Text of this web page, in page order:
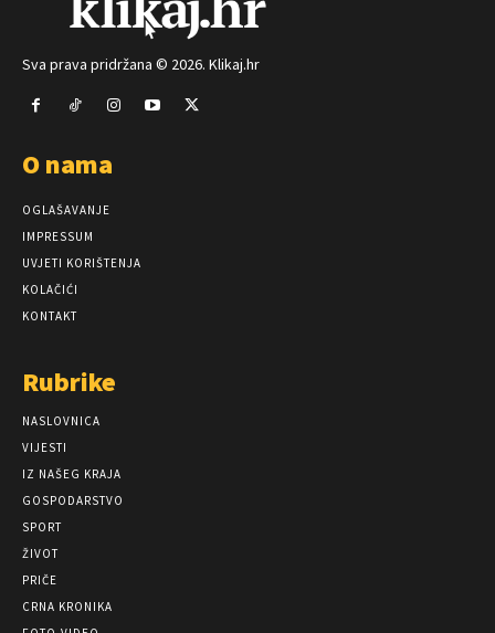
Sva prava pridržana © 2026. Klikaj.hr
O nama
OGLAŠAVANJE
IMPRESSUM
UVJETI KORIŠTENJA
KOLAČIĆI
KONTAKT
Rubrike
NASLOVNICA
VIJESTI
IZ NAŠEG KRAJA
GOSPODARSTVO
SPORT
ŽIVOT
PRIČE
CRNA KRONIKA